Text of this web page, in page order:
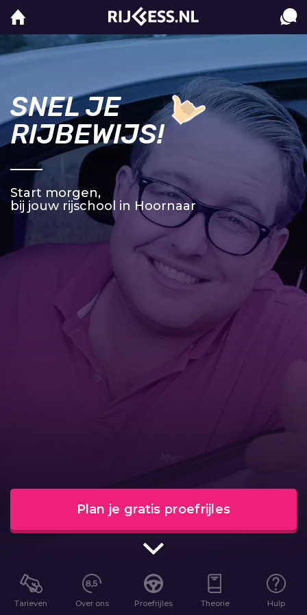
SNEL JE
RIJBEWIJS!
Start morgen,
bij jouw rijschool in Hoornaar
Plan je gratis proefrijles
Tarieven Over ons Proefrijles Theorie Hulp